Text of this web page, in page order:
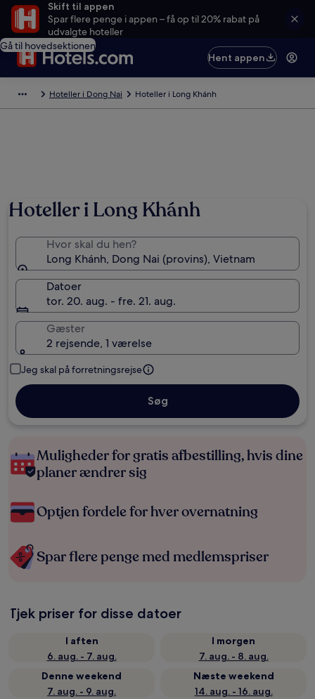
Skift til appen
Spar flere penge i appen – få op til 20% rabat på
udvalgte hoteller
Gå til hovedsektionen
Hent appen
Hoteller i Dong Nai Hoteller i Long Khánh
Hoteller i Long Khánh
Hvor skal du hen?
Long Khánh, Dong Nai (provins), Vietnam
Datoer
tor. 20. aug. - fre. 21. aug.
Gæster
2 rejsende, 1 værelse
Jeg skal på forretningsrejse
Søg
Muligheder for gratis afbestilling, hvis dine
planer ændrer sig
Optjen fordele for hver overnatning
Spar flere penge med medlemspriser
Tjek priser for disse datoer
I aften
6. aug. - 7. aug.
I morgen
7. aug. - 8. aug.
Denne weekend
7. aug. - 9. aug.
Næste weekend
14. aug. - 16. aug.